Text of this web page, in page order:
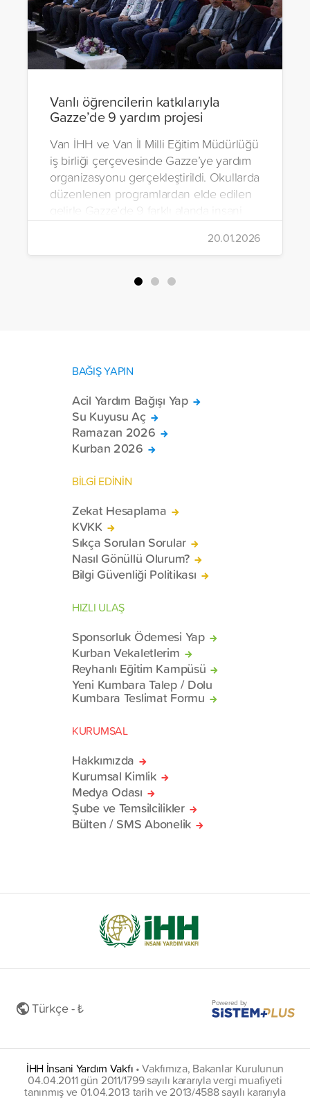
Vanlı öğrencilerin katkılarıyla
Gazze’de 9 yardım projesi
Van İHH ve Van İl Milli Eğitim Müdürlüğü
iş birliği çerçevesinde Gazze’ye yardım
organizasyonu gerçekleştirildi. Okullarda
düzenlenen programlardan elde edilen
gelirle Gazze’de 9 farklı alanda insani
yardım çalışmalarında bulunuldu.
20.01.2026
BAĞIŞ YAPIN
Acil Yardım Bağışı Yap
Su Kuyusu Aç
Ramazan 2026
Kurban 2026
BİLGİ EDİNİN
Zekat Hesaplama
KVKK
Sıkça Sorulan Sorular
Nasıl Gönüllü Olurum?
Bilgi Güvenliği Politikası
HIZLI ULAŞ
Sponsorluk Ödemesi Yap
Kurban Vekaletlerim
Reyhanlı Eğitim Kampüsü
Yeni Kumbara Talep / Dolu
Kumbara Teslimat Formu
KURUMSAL
Hakkımızda
Kurumsal Kimlik
Medya Odası
Şube ve Temsilcilikler
Bülten / SMS Abonelik
Türkçe - ₺ Powered by
İHH İnsani Yardım Vakfı •Vakfımıza, Bakanlar Kurulunun
04.04.2011 gün 2011/1799 sayılı kararıyla vergi muafiyeti
tanınmış ve 01.04.2013 tarih ve 2013/4588 sayılı kararıyla